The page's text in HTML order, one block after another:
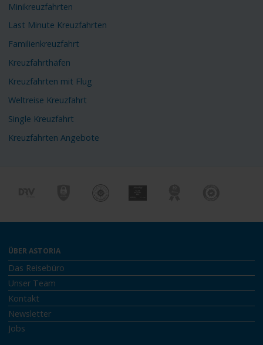
Minikreuzfahrten
Last Minute Kreuzfahrten
Familienkreuzfahrt
Kreuzfahrthäfen
Kreuzfahrten mit Flug
Weltreise Kreuzfahrt
Single Kreuzfahrt
Kreuzfahrten Angebote
ÜBER ASTORIA
Das Reisebüro
Unser Team
Kontakt
Newsletter
Jobs